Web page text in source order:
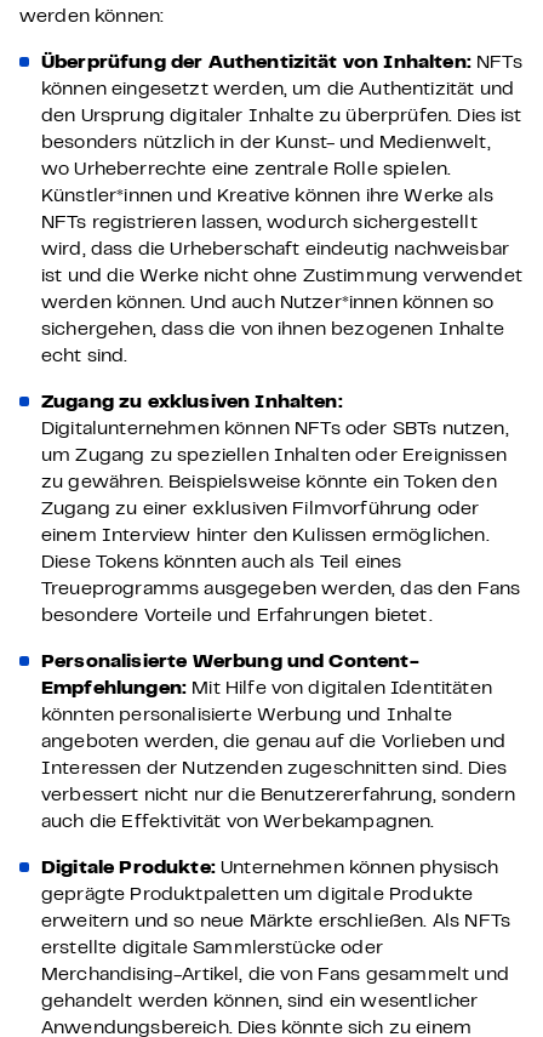
werden können:
Überprüfung der Authentizität von Inhalten: NFTs
können eingesetzt werden, um die Authentizität und
den Ursprung digitaler Inhalte zu überprüfen. Dies ist
besonders nützlich in der Kunst- und Medienwelt,
wo Urheberrechte eine zentrale Rolle spielen.
Künstler*innen und Kreative können ihre Werke als
NFTs registrieren lassen, wodurch sichergestellt
wird, dass die Urheberschaft eindeutig nachweisbar
ist und die Werke nicht ohne Zustimmung verwendet
werden können. Und auch Nutzer*innen können so
sichergehen, dass die von ihnen bezogenen Inhalte
echt sind.
Zugang zu exklusiven Inhalten:
Digitalunternehmen können NFTs oder SBTs nutzen,
um Zugang zu speziellen Inhalten oder Ereignissen
zu gewähren. Beispielsweise könnte ein Token den
Zugang zu einer exklusiven Filmvorführung oder
einem Interview hinter den Kulissen ermöglichen.
Diese Tokens könnten auch als Teil eines
Treueprogramms ausgegeben werden, das den Fans
besondere Vorteile und Erfahrungen bietet.
Personalisierte Werbung und Content-
Empfehlungen: Mit Hilfe von digitalen Identitäten
könnten personalisierte Werbung und Inhalte
angeboten werden, die genau auf die Vorlieben und
Interessen der Nutzenden zugeschnitten sind. Dies
verbessert nicht nur die Benutzererfahrung, sondern
auch die Effektivität von Werbekampagnen.
Digitale Produkte:Unternehmen können physisch
geprägte Produktpaletten um digitale Produkte
erweitern und so neue Märkte erschließen. Als NFTs
erstellte digitale Sammlerstücke oder
Merchandising-Artikel, die von Fans gesammelt und
gehandelt werden können, sind ein wesentlicher
Anwendungsbereich. Dies könnte sich zu einem